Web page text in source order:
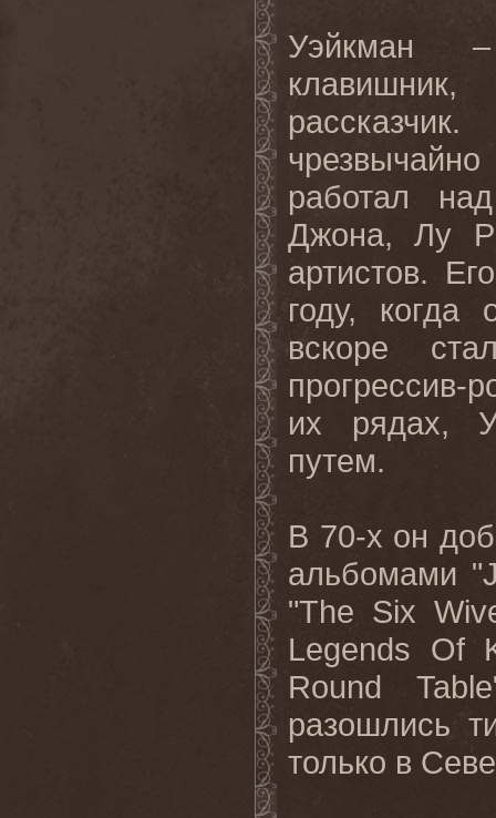
Уэйкман –
работал
Джона, Лу
артистов.
году, когда
вскоре
прогрессив-
их рядах,
путем.
В 70-х он
альбомами
"The Six
Legends Of
Round
разошлись
только в